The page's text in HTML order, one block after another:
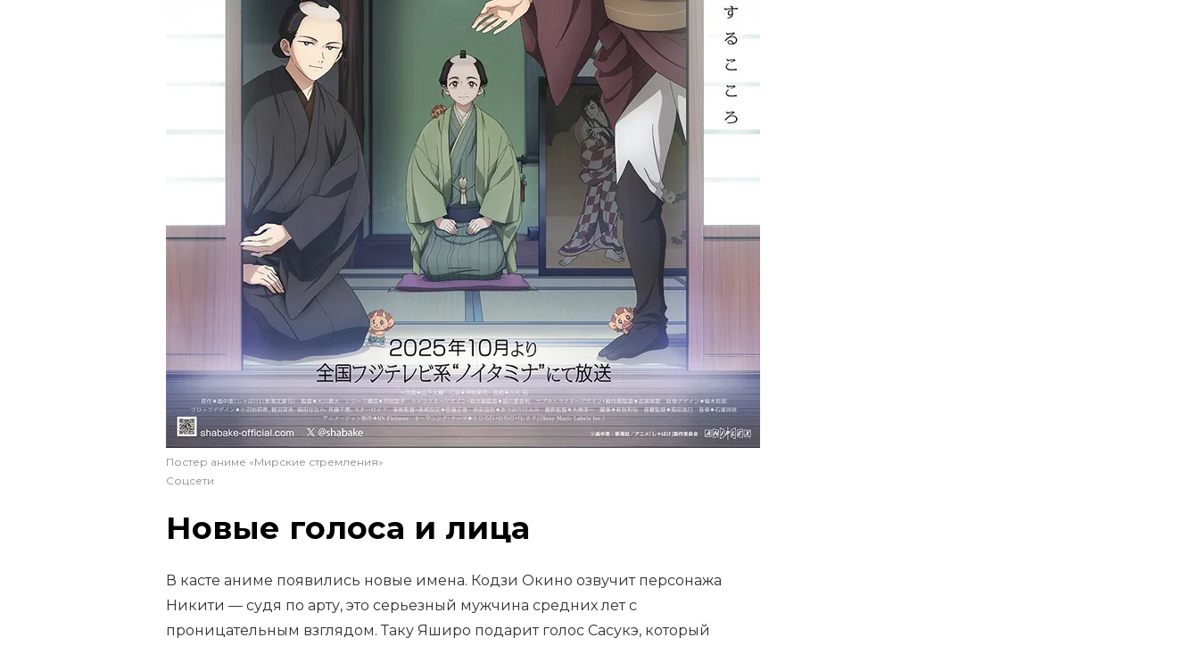
Постер аниме «Мирские стремления»
Соцсети
Новые голоса и лица
В касте аниме появились новые имена. Кодзи Окино озвучит персонажа
Никити — судя по арту, это серьезный мужчина средних лет с
проницательным взглядом. Таку Яширо подарит голос Сасукэ, который